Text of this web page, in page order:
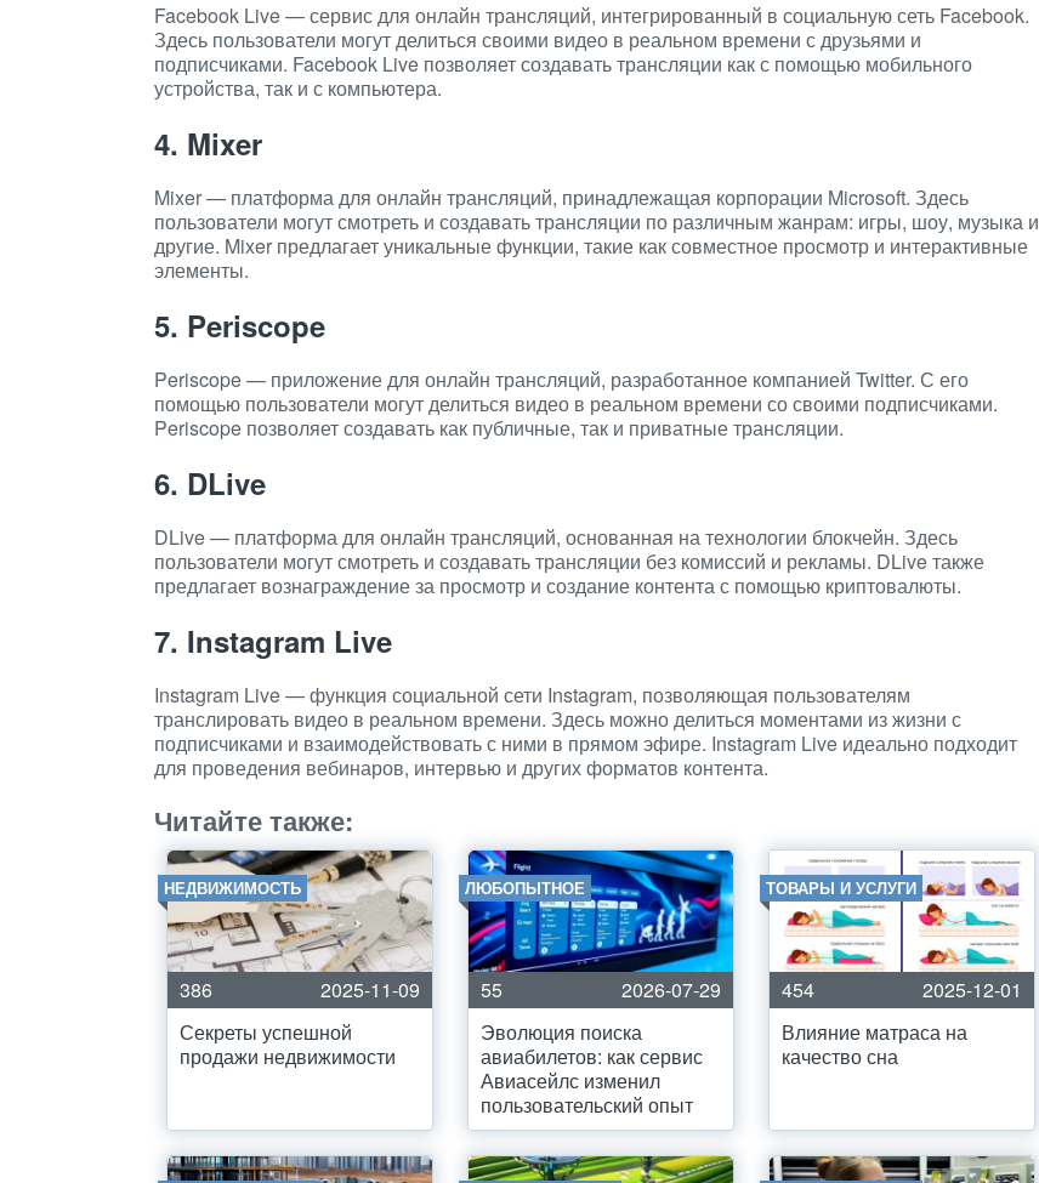
Facebook Live — сервис для онлайн трансляций, интегрированный в социальную сеть Facebook.
Здесь пользователи могут делиться своими видео в реальном времени с друзьями и
подписчиками. Facebook Live позволяет создавать трансляции как с помощью мобильного
устройства, так и с компьютера.
4. Mixer
Mixer — платформа для онлайн трансляций, принадлежащая корпорации Microsoft. Здесь
пользователи могут смотреть и создавать трансляции по различным жанрам: игры, шоу, музыка и
другие. Mixer предлагает уникальные функции, такие как совместное просмотр и интерактивные
элементы.
5. Periscope
Periscope — приложение для онлайн трансляций, разработанное компанией Twitter. С его
помощью пользователи могут делиться видео в реальном времени со своими подписчиками.
Periscope позволяет создавать как публичные, так и приватные трансляции.
6. DLive
DLive — платформа для онлайн трансляций, основанная на технологии блокчейн. Здесь
пользователи могут смотреть и создавать трансляции без комиссий и рекламы. DLive также
предлагает вознаграждение за просмотр и создание контента с помощью криптовалюты.
7. Instagram Live
Instagram Live — функция социальной сети Instagram, позволяющая пользователям
транслировать видео в реальном времени. Здесь можно делиться моментами из жизни с
подписчиками и взаимодействовать с ними в прямом эфире. Instagram Live идеально подходит
для проведения вебинаров, интервью и других форматов контента.
Читайте также:
НЕДВИЖИМОСТЬ
386
2025-11-09
Секреты успешной
продажи недвижимости
ЛЮБОПЫТНОЕ
55
2026-07-29
Эволюция поиска
авиабилетов: как сервис
Авиасейлс изменил
пользовательский опыт
ТОВАРЫ И УСЛУГИ
454
2025-12-01
Влияние матраса на
качество сна